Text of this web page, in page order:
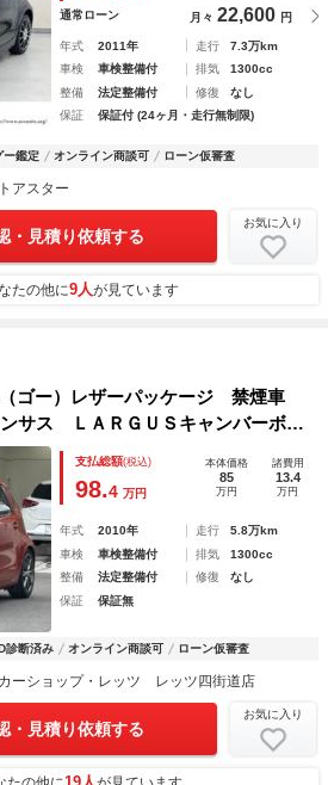
通常ローン 月々 22,600 円
年式 2011年 走行
7.3万km
車検
車検整備付 排気
1300cc
整備
法定整備付 修復
なし
保証
保証付 (24ヶ月・走行無制限)
ー鑑定 オンライン商談可 ローン仮審査
アスター
・見積り依頼する
お気に入り
たの他に9人が見ています
ゴー）レザーパッケージ 禁煙車
サス ＬＡＲＧＵＳキャンバーボル
ビＮＸ７１０ メーカーＯＰＨＩＤ
イドエアバック ロードスターＲ
支払総額(税込)
98.4 万円
本体価格
85
万円
諸費用
13.4
万円
年式 2010年 走行
5.8万km
車検
車検整備付 排気
1300cc
整備
法定整備付 修復
なし
保証
保証無
診断済み オンライン商談可 ローン仮審査
ーショップ・レッツ レッツ四街道店
・見積り依頼する
お気に入り